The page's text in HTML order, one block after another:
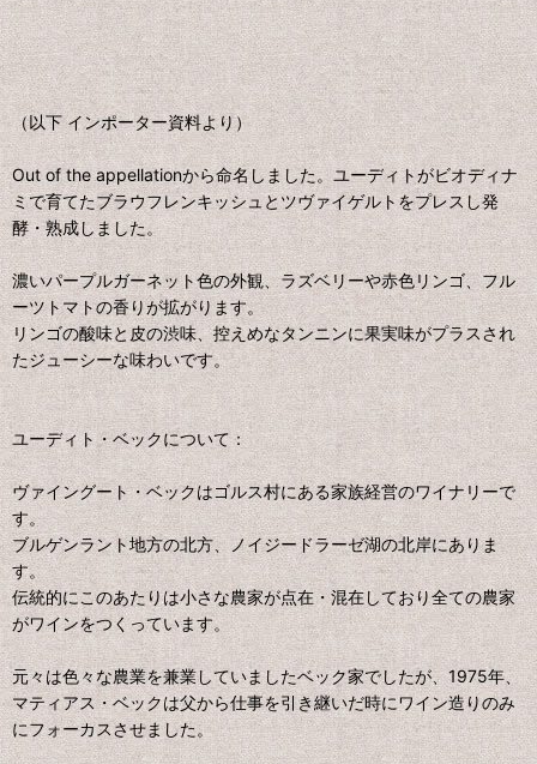
（以下 インポーター資料より）
Out of the appellationから命名しました。ユーディトがビオディナ
ミで育てたブラウフレンキッシュとツヴァイゲルトをプレスし発
酵・熟成しました。
濃いパープルガーネット色の外観、ラズベリーや赤色リンゴ、フル
ーツトマトの香りが拡がります。
リンゴの酸味と皮の渋味、控えめなタンニンに果実味がプラスされ
たジューシーな味わいです。
ユーディト・ベックについて：
ヴァイングート・ベックはゴルス村にある家族経営のワイナリーで
す。
ブルゲンラント地方の北方、ノイジードラーゼ湖の北岸にありま
す。
伝統的にこのあたりは小さな農家が点在・混在しており全ての農家
がワインをつくっています。
元々は色々な農業を兼業していましたベック家でしたが、1975年、
マティアス・ベックは父から仕事を引き継いだ時にワイン造りのみ
にフォーカスさせました。